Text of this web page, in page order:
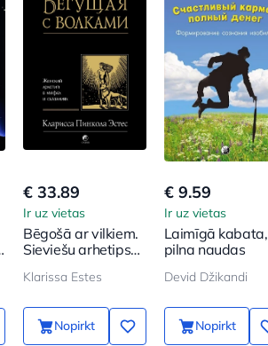
€ 33.89
Ir uz vietas
Bēgošā ar vilkiem.
Sieviešu arhetips
Klarissa Estes
Nopirkt
€ 9.59
Ir uz vietas
Laimīgā kabata,
pilna naudas
Devid Džikandi
Nopirkt